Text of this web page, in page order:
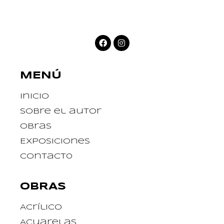
MENÚ
Inicio
Sobre el autor
Obras
Exposiciones
Contact0
OBRAS
Acrílico
Acuarelas